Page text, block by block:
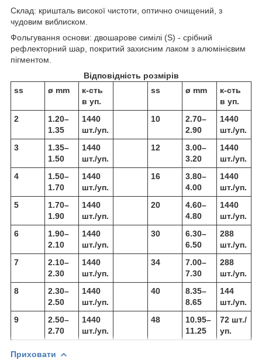
Склад: кришталь високої чистоти, оптично очищений, з
чудовим виблиском.
Фольгування основи: двошарове симілі (S) - срібний
рефлекторний шар, покритий захисним лаком з алюмінієвим
пігментом.
Відповідність розмірів
ss
ø mm
к-сть
в уп.
ss ø mm
к-сть
в уп.
2
1.20–
1.35
1440
шт./уп.
10
2.70–
2.90
1440
шт./уп.
3
1.35–
1.50
1440
шт./уп.
12
3.00–
3.20
1440
шт./уп.
4
1.50–
1.70
1440
шт./уп.
16
3.80–
4.00
1440
шт./уп.
5
1.70–
1.90
1440
шт./уп.
20
4.60–
4.80
1440
шт./уп.
6
1.90–
2.10
1440
шт./уп.
30
6.30–
6.50
288
шт./уп.
7
2.10–
2.30
1440
шт./уп.
34
7.00–
7.30
288
шт./уп.
8
2.30–
2.50
1440
шт./уп.
40
8.35–
8.65
144
шт./уп.
9
2.50–
2.70
1440
шт./уп.
48
10.95–
11.25
72 шт./
уп.
Приховати